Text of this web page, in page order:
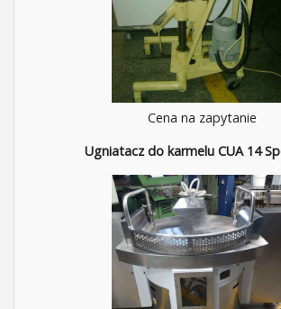
Cena na zapytanie
Ugniatacz do karmelu CUA 14